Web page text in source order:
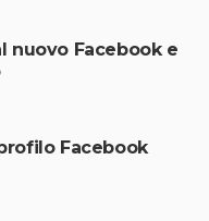
nuovo Facebook e
Facebook